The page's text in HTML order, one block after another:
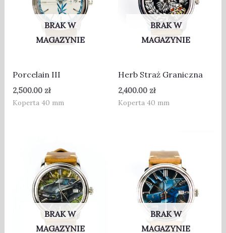
BRAK W
MAGAZYNIE
Porcelain III
2,500.00 zł
Koperta 40 mm
BRAK W
MAGAZYNIE
Herb Straż Graniczna
2,400.00 zł
Koperta 40 mm
BRAK W
MAGAZYNIE
BRAK W
MAGAZYNIE